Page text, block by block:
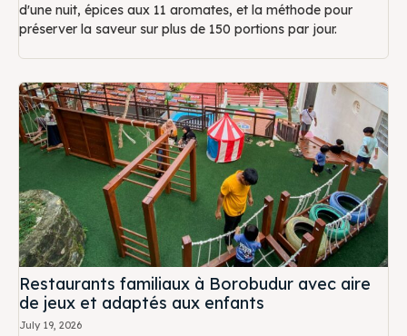
d'une nuit, épices aux 11 aromates, et la méthode pour
préserver la saveur sur plus de 150 portions par jour.
Restaurants familiaux à Borobudur avec aire
de jeux et adaptés aux enfants
July 19, 2026